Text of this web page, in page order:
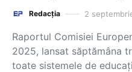
Redacția 2
Raportul Comisiei
2025, lansat săptămâna
toate sistemele de